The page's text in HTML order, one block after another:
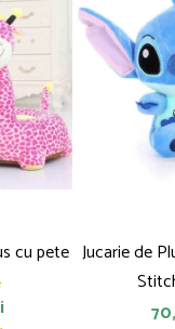
cu pete Jucarie de